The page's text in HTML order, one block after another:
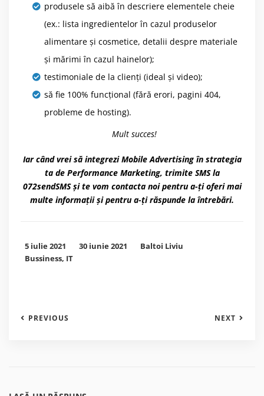
produsele să aibă în descriere elementele cheie
(ex.: lista ingredientelor în cazul produselor
alimentare și cosmetice, detalii despre materiale
și mărimi în cazul hainelor);
testimoniale de la clienți (ideal și video);
să fie 100% funcțional (fără erori, pagini 404,
probleme de hosting).
Mult succes!
Iar când vrei să integrezi Mobile Advertising în strategia
ta de Performance Marketing, trimite SMS la
072sendSMS și te vom contacta noi pentru a-ți oferi mai
multe informații și pentru a-ți răspunde la întrebări.
5 iulie 2021 30 iunie 2021
Baltoi Liviu
Bussiness, IT
PREVIOUS NEXT